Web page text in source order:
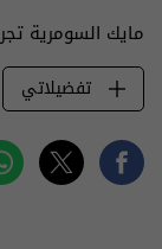
مايك السومرية
تفضيلاتي